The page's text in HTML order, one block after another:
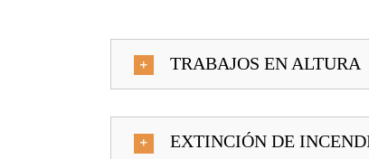
TRABAJOS EN ALTURA
EXTINCIÓN DE